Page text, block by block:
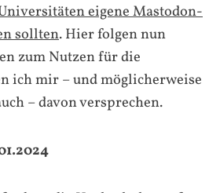
eigene Mastodon-
sollten. Hier folgen nun
zum Nutzen für die
ich mir – und möglicherweise
– davon versprechen.